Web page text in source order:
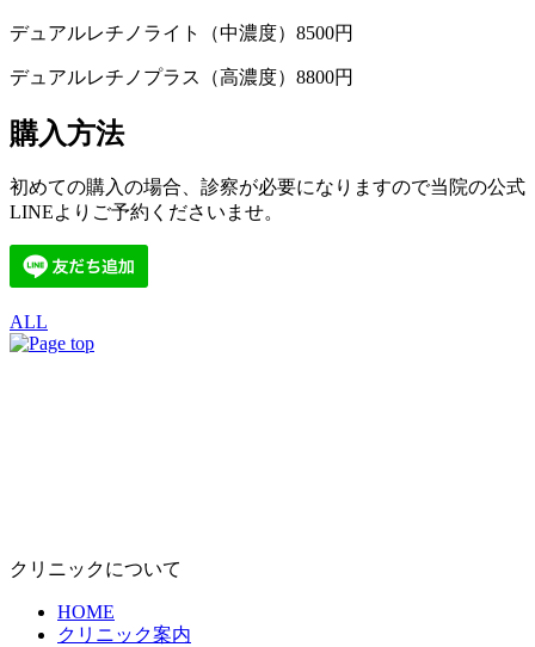
デュアルレチノライト（中濃度）8500円
デュアルレチノプラス（高濃度）8800円
購入方法
初めての購入の場合、診察が必要になりますので当院の公式
LINEよりご予約くださいませ。
ALL
クリニックについて
HOME
クリニック案内